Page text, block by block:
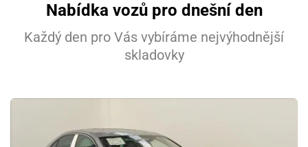
Nabídka vozů pro dnešní den
Každý den pro Vás vybíráme nejvýhodnější
skladovky